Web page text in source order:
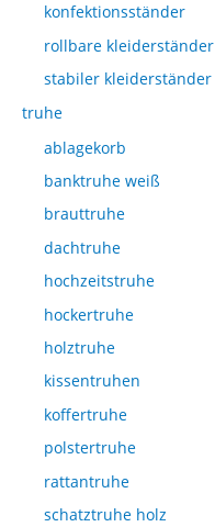
konfektionsständer
rollbare kleiderständer
stabiler kleiderständer
truhe
ablagekorb
banktruhe weiß
brauttruhe
dachtruhe
hochzeitstruhe
hockertruhe
holztruhe
kissentruhen
koffertruhe
polstertruhe
rattantruhe
schatztruhe holz